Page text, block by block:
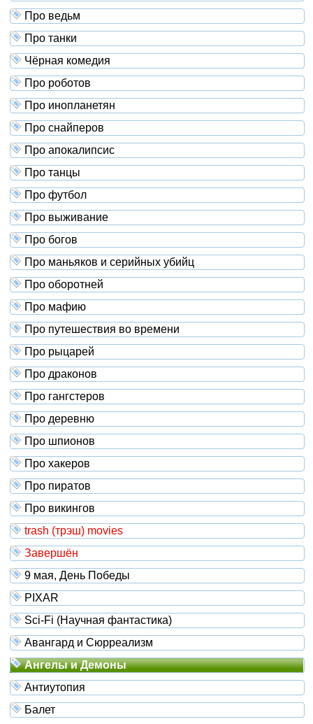
Про ведьм
Про танки
Чёрная комедия
Про роботов
Про инопланетян
Про снайперов
Про апокалипсис
Про танцы
Про футбол
Про выживание
Про богов
Про маньяков и серийных убийц
Про оборотней
Про мафию
Про путешествия во времени
Про рыцарей
Про драконов
Про гангстеров
Про деревню
Про шпионов
Про хакеров
Про пиратов
Про викингов
trash (трэш) movies
Завершён
9 мая, День Победы
PIXAR
Sci-Fi (Научная фантастика)
Авангард и Сюрреализм
Ангелы и Демоны
Антиутопия
Балет